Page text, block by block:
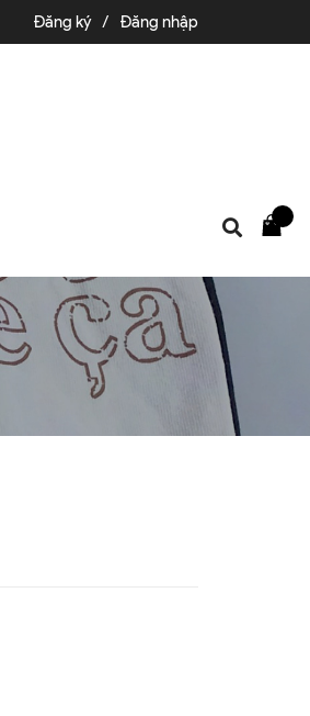
Đăng ký / Đăng nhập